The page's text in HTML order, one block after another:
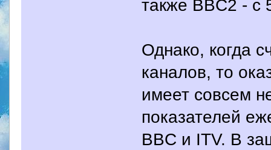
также BBC2 - с
Однако, когда
каналов, то
имеет совсем
показателей
BBC и ITV. В